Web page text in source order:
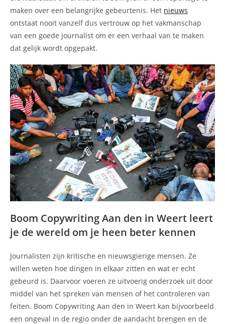
maken over een belangrijke gebeurtenis. Het nieuws
ontstaat nooit vanzelf dus vertrouw op het vakmanschap
van een goede journalist om er een verhaal van te maken
dat gelijk wordt opgepakt.
Boom Copywriting Aan den in Weert leert
je de wereld om je heen beter kennen
Journalisten zijn kritische en nieuwsgierige mensen. Ze
willen weten hoe dingen in elkaar zitten en wat er echt
gebeurd is. Daarvoor voeren ze uitvoerig onderzoek uit door
middel van het spreken van mensen of het controleren van
feiten. Boom Copywriting Aan den in Weert kan bijvoorbeeld
een ongeval in de regio onder de aandacht brengen en de